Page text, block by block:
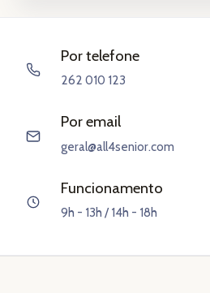
Por telefone
262 010 123
Por email
geral@all4senior.com
Funcionamento
9h - 13h / 14h - 18h